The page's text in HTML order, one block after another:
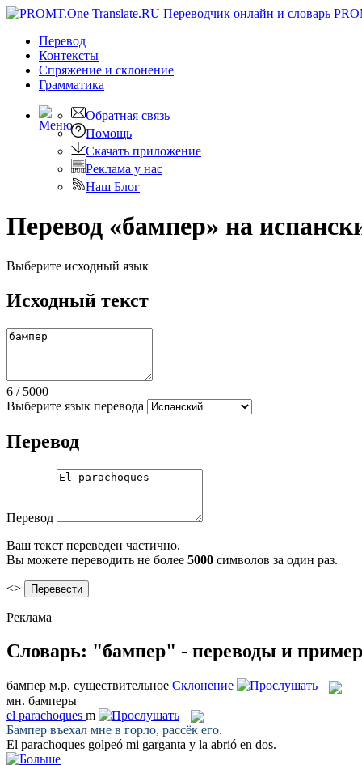
Перевод
Контексты
Спряжение и склонение
Грамматика
Обратная связь
Помощь
Скачать приложение
Реклама у нас
Наш Блог
Перевод «бампер» на
Выберите исходный язык
Исходный текст
6 / 5000
Выберите язык перевода
Перевод
Перевод
Ваш текст переведен частично.
Вы можете переводить не более 5000 символов за один раз.
<>
Реклама
Словарь: "бампер" - переводы и
бампер м.р. существительное Склонение
мн. бамперы
el parachoques m
Бампер въехал мне в горло, рассёк его.
El parachoques golpeó mi garganta y la abrió en dos.